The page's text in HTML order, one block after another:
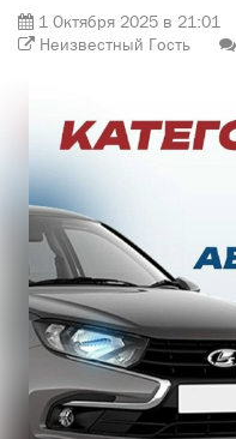
1 Октября 2025 в 21:01
Неизвестный Гость